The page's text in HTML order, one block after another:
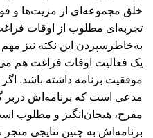
خلق مجموعه‌ای از مزیت‌ها و
تجربه‌ای مطلوب از اوقات
به‌خاطرسپردن این نکته نیز
یک فعالیت اوقات فراغت هم
موفقیت برنامه داشته باشد.
مدعی است که برنامه‌اش دربر
مفرح، هیجان‌انگیز و مطلوب
برنامه‌‌اش به چنین نتایجی